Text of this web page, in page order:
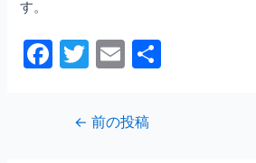
す。
F
T
itt
er
E
ai
l
← 前の投稿